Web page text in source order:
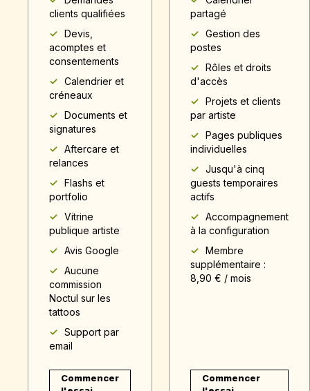
clients qualifiées
Devis,
acomptes et
consentements
Calendrier et
créneaux
Documents et
signatures
Aftercare et
relances
Flashs et
portfolio
Vitrine
publique artiste
Avis Google
Aucune
commission
Noctul sur les
tattoos
Support par
email
Commencer
partagé
Gestion des
postes
Rôles et droits
d'accès
Projets et clients
par artiste
Pages publiques
individuelles
Jusqu'à cinq
guests temporaires
actifs
Accompagnement
à la configuration
Membre
supplémentaire :
8,90 € / mois
Commencer